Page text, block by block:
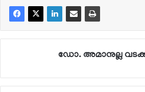
ഡോ. അമാനുല്ല